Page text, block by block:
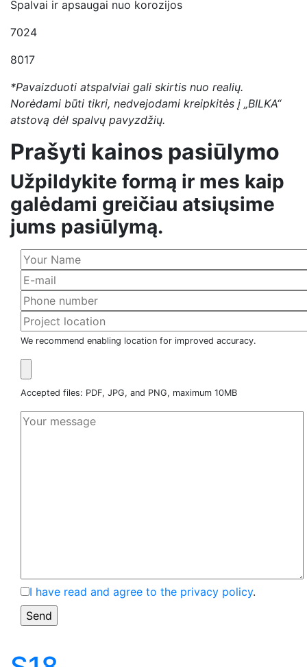
Spalvai ir apsaugai nuo korozijos
7024
8017
*Pavaizduoti atspalviai gali skirtis nuo realių.
Norėdami būti tikri, nedvejodami kreipkitės į „BILKA“
atstovą dėl spalvų pavyzdžių.
Prašyti kainos pasiūlymo
Užpildykite formą ir mes kaip
galėdami greičiau atsiųsime
jums pasiūlymą.
We recommend enabling location for improved accuracy.
Accepted files: PDF, JPG, and PNG, maximum 10MB
I have read and agree to the privacy policy.